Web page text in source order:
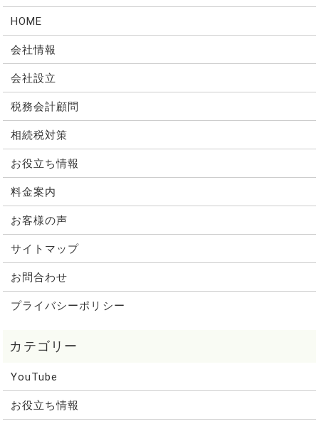
HOME
会社情報
会社設立
税務会計顧問
相続税対策
お役立ち情報
料金案内
お客様の声
サイトマップ
お問合わせ
プライバシーポリシー
YouTube
お役立ち情報